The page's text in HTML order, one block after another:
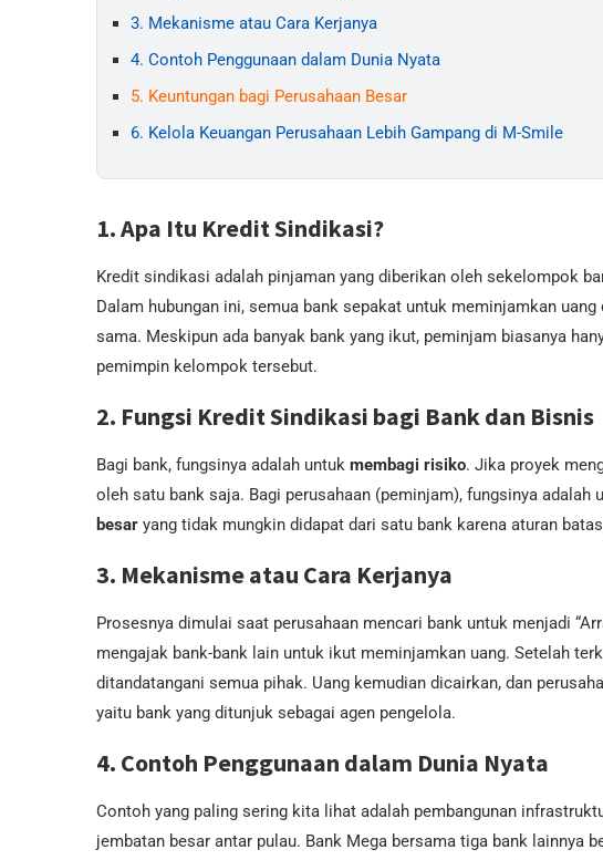
3. Mekanisme atau Cara Kerjanya
4. Contoh Penggunaan dalam Dunia Nyata
5. Keuntungan bagi Perusahaan Besar
6. Kelola Keuangan Perusahaan Lebih Gampang di M-Smile
1. Apa Itu Kredit Sindikasi?
Kredit sindikasi adalah pinjaman yang diberikan oleh sekelompok
Dalam hubungan ini, semua bank sepakat untuk meminjamkan
sama. Meskipun ada banyak bank yang ikut, peminjam biasanya
pemimpin kelompok tersebut.
2. Fungsi Kredit Sindikasi bagi Bank dan Bisnis
Bagi bank, fungsinya adalah untuk membagi risiko. Jika proyek
oleh satu bank saja. Bagi perusahaan (peminjam), fungsinya adalah
besar yang tidak mungkin didapat dari satu bank karena aturan
3. Mekanisme atau Cara Kerjanya
Prosesnya dimulai saat perusahaan mencari bank untuk menjadi
mengajak bank-bank lain untuk ikut meminjamkan uang. Setelah
ditandatangani semua pihak. Uang kemudian dicairkan, dan
yaitu bank yang ditunjuk sebagai agen pengelola.
4. Contoh Penggunaan dalam Dunia Nyata
Contoh yang paling sering kita lihat adalah pembangunan
jembatan besar antar pulau. Bank Mega bersama tiga bank lainnya